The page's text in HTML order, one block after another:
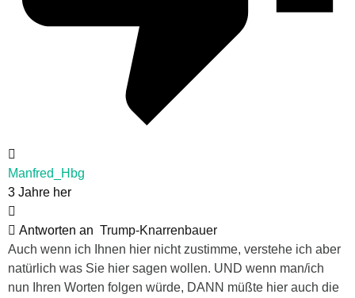
Manfred_Hbg
3 Jahre her
Antworten an Trump-Knarrenbauer
Auch wenn ich Ihnen hier nicht zustimme, verstehe ich aber
natürlich was Sie hier sagen wollen. UND wenn man/ich
nun Ihren Worten folgen würde, DANN müßte hier auch die